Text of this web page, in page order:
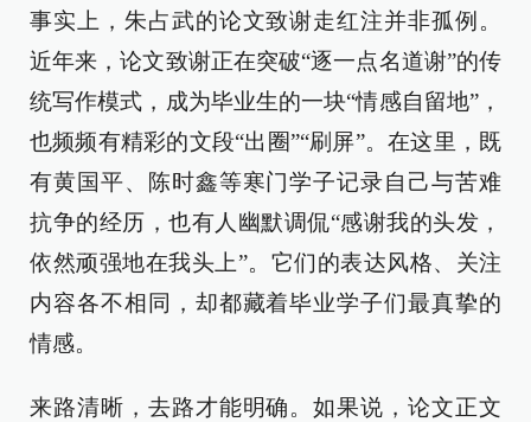
事实上，朱占武的论文致谢走红注并非孤例。
近年来，论文致谢正在突破“逐一点名道谢”的传
统写作模式，成为毕业生的一块“情感自留地”，
也频频有精彩的文段“出圈”“刷屏”。在这里，既
有黄国平、陈时鑫等寒门学子记录自己与苦难
抗争的经历，也有人幽默调侃“感谢我的头发，
依然顽强地在我头上”。它们的表达风格、关注
内容各不相同，却都藏着毕业学子们最真挚的
情感。
来路清晰，去路才能明确。如果说，论文正文